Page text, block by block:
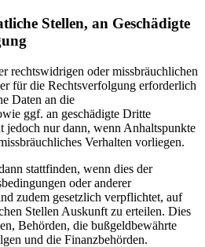
Stellen, an Geschädigte
rechtswidrigen oder missbräuchlichen
für die Rechtsverfolgung erforderlich
Daten an die
ggf. an geschädigte Dritte
jedoch nur dann, wenn Anhaltspunkte
Verhalten vorliegen.
stattfinden, wenn dies der
oder anderer
zudem gesetzlich verpflichtet, auf
Stellen Auskunft zu erteilen. Dies
Behörden, die bußgeldbewährte
und die Finanzbehörden.